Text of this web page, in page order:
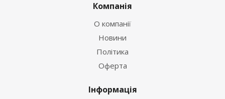
Компанія
О компанії
Новини
Політика
Оферта
Інформація